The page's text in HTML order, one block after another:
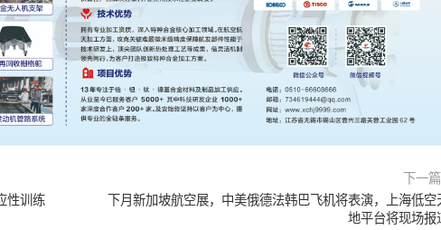
性训练
下一篇
下月新加坡航空展，中美俄德法韩巴飞机将表演，上海低空
地平台将现场报